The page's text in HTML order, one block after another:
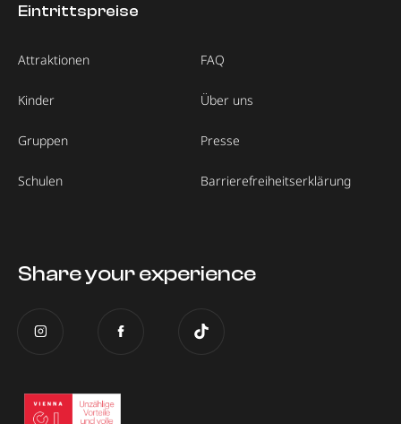
Eintrittspreise
Attraktionen
Kinder
Gruppen
Schulen
FAQ
Über uns
Presse
Barrierefreiheitserklärung
Share your experience